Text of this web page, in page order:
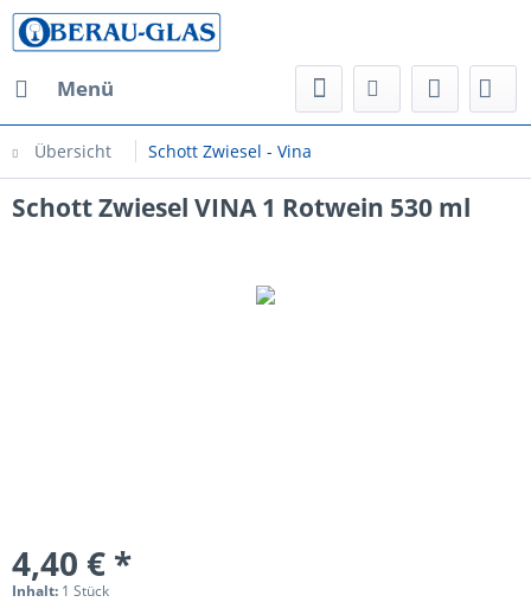
Menü
Übersicht Schott Zwiesel - Vina
Schott Zwiesel VINA 1 Rotwein 530 ml
4,40 € *
Inhalt: 1 Stück